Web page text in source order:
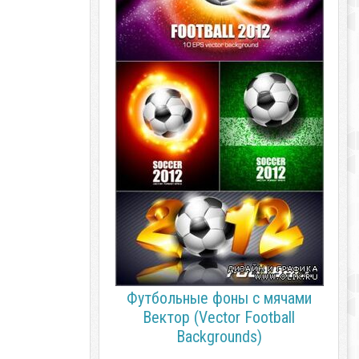
Футбольные фоны с мячами
Вектор (Vector Football
Backgrounds)